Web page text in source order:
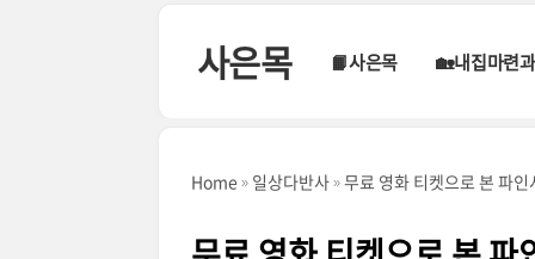
사은목 📙사은목 🏡내집마련
Home 일상다반사 무료 영화 티켓으로 본 파